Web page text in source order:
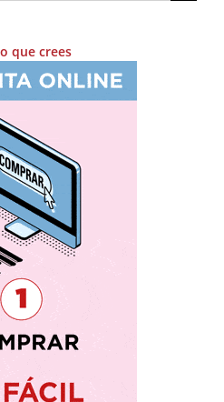
que crees